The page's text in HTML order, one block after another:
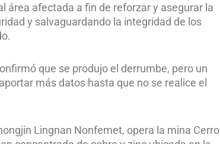
área afectada a fin de reforzar y asegurar la
y salvaguardando la integridad de los
que se produjo el derrumbe, pero un
más datos hasta que no se realice el
Lingnan Nonfemet, opera la mina Cerro